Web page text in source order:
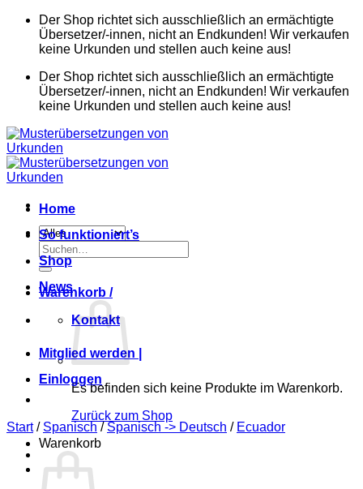
Zum
springen
Der Shop richtet sich ausschließlich an ermächtigte
Übersetzer/-innen, nicht an Endkunden! Wir verkaufen
keine Urkunden und stellen auch keine aus!
Der Shop richtet sich ausschließlich an ermächtigte
Übersetzer/-innen, nicht an Endkunden! Wir verkaufen
keine Urkunden und stellen auch keine aus!
Suchen
nach:
Warenkorb /
Es befinden sich keine Produkte im Warenkorb.
Zurück zum Shop
Warenkorb
Home
So funktioniert’s
Shop
News
Kontakt
Mitglied werden |
Einloggen
Start / Spanisch / Spanisch -> Deutsch / Ecuador